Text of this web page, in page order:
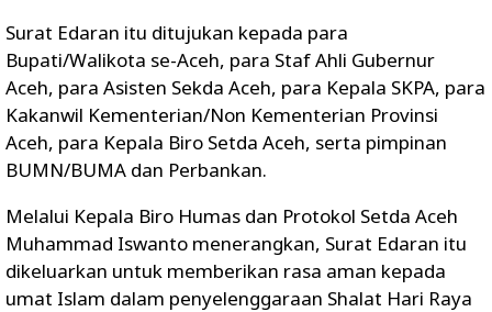
Surat Edaran itu ditujukan kepada para
Bupati/Walikota se-Aceh, para Staf Ahli Gubernur
Aceh, para Asisten Sekda Aceh, para Kepala SKPA, para
Kakanwil Kementerian/Non Kementerian Provinsi
Aceh, para Kepala Biro Setda Aceh, serta pimpinan
BUMN/BUMA dan Perbankan.
Melalui Kepala Biro Humas dan Protokol Setda Aceh
Muhammad Iswanto menerangkan, Surat Edaran itu
dikeluarkan untuk memberikan rasa aman kepada
umat Islam dalam penyelenggaraan Shalat Hari Raya